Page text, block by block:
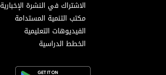
الاشتراك في النشرة الإخبارية MEU
مكتب التنمية المستدامة
الفيديوهات التعليمية
الخطط الدراسية